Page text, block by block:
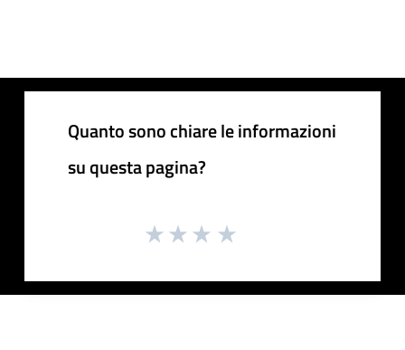
Quanto sono chiare le informazioni
su questa pagina?